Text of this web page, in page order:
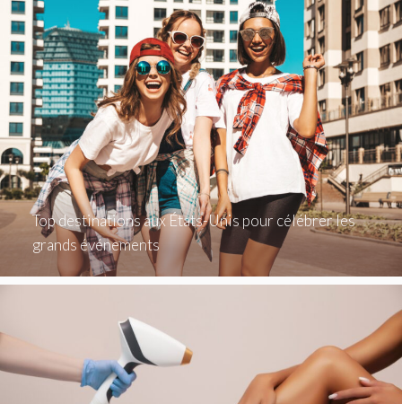
Top destinations aux États-Unis pour célébrer les
grands événements